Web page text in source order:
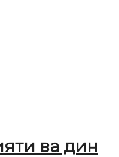
ва дин